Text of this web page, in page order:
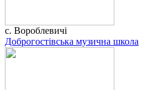
с. Вороблевичі
Доброгостівська музична школа